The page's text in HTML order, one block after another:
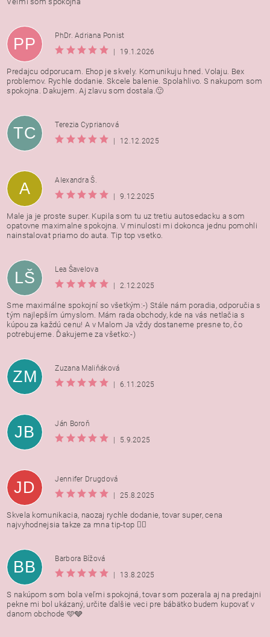
PP
PhDr. Adriana Ponist
|
19.1.2026
Predajcu odporucam. Ehop je skvely. Komunikuju hned. Volaju. Bex
problemov. Rychle dodanie. Skcele balenie. Spolahlivo. S nakupom som
spokojna. Dakujem. Aj zlavu som dostala.🙂
TC
Terezia Cyprianová
|
12.12.2025
A
Alexandra Š.
|
9.12.2025
Male ja je proste super. Kupila som tu uz tretiu autosedacku a som
opatovne maximalne spokojna. V minulosti mi dokonca jednu pomohli
nainstalovat priamo do auta. Tip top vsetko.
LŠ
Lea Šavelova
|
2.12.2025
Sme maximálne spokojní so všetkým:-) Stále nám poradia, odporučia s
tým najlepším úmyslom. Mám rada obchody, kde na vás netlačia s
kúpou za každú cenu! A v Malom Ja vždy dostaneme presne to, čo
potrebujeme. Ďakujeme za všetko:-)
ZM
Zuzana Maliňáková
|
6.11.2025
JB
Ján Boroň
|
5.9.2025
JD
Jennifer Drugdová
|
25.8.2025
Skvela komunikacia, naozaj rychle dodanie, tovar super, cena
najvyhodnejsia takze za mna tip-top 👍🏻
BB
Barbora Bížová
|
13.8.2025
S nakúpom som bola veľmi spokojná, tovar som pozerala aj na predajni
pekne mi bol ukázaný, určite ďalšie veci pre bábätko budem kupovať v
danom obchode 🩵🩶